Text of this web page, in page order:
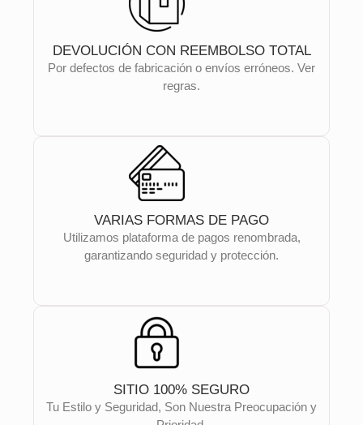
DEVOLUCIÓN CON REEMBOLSO TOTAL
Por defectos de fabricación o envíos erróneos. Ver
regras.
VARIAS FORMAS DE PAGO
Utilizamos plataforma de pagos renombrada,
garantizando seguridad y protección.
SITIO 100% SEGURO
Tu Estilo y Seguridad, Son Nuestra Preocupación y